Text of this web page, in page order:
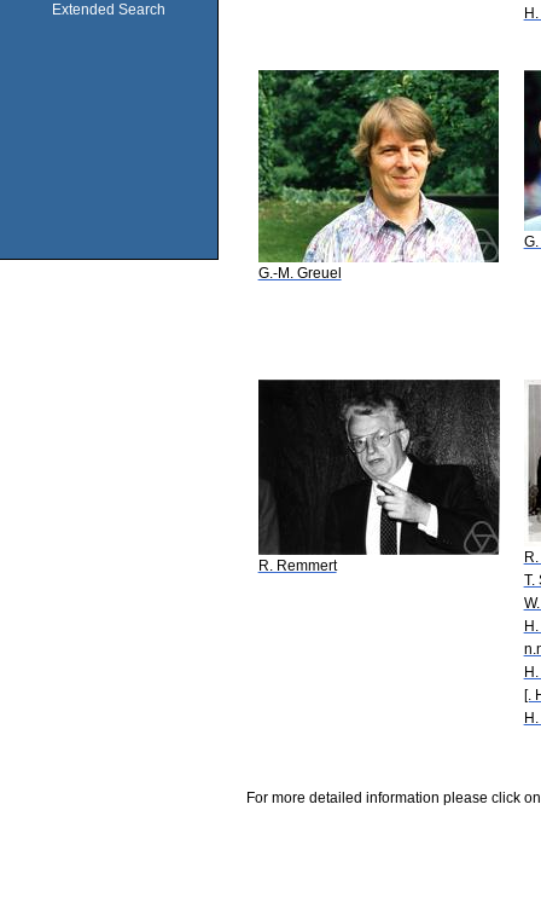
Extended Search
G.-M. Greuel
R. Remmert
T.
[.
For more detailed information please click